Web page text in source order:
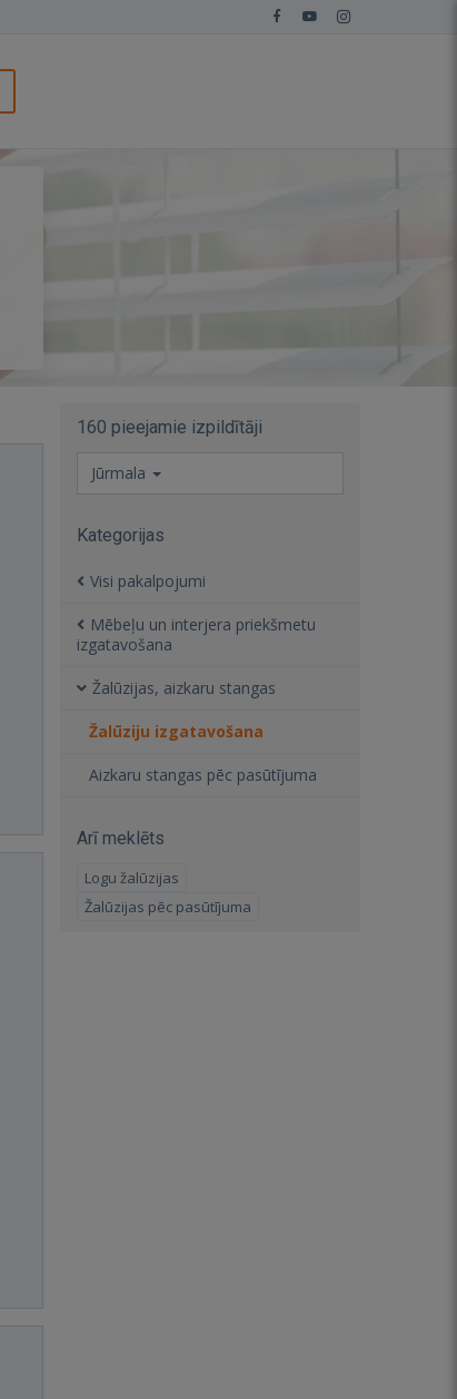
160 pieejamie izpildītāji
Jūrmala
Kategorijas
Visi pakalpojumi
Mēbeļu un interjera priekšmetu
izgatavošana
Žalūzijas, aizkaru stangas
Žalūziju izgatavošana
Aizkaru stangas pēc pasūtījuma
Arī meklēts
Logu žalūzijas
Žalūzijas pēc pasūtījuma